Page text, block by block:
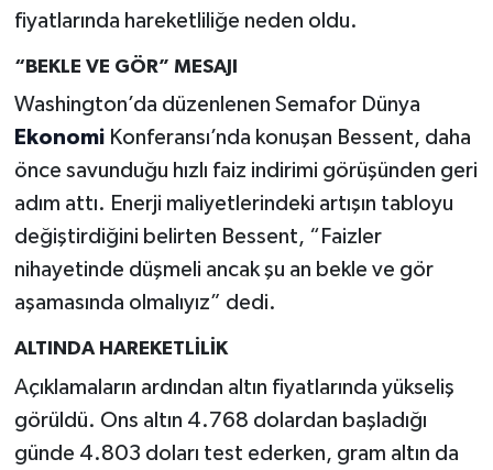
fiyatlarında hareketliliğe neden oldu.
“BEKLE VE GÖR” MESAJI
Washington’da düzenlenen Semafor Dünya
EkonomiKonferansı’nda konuşan Bessent, daha
önce savunduğu hızlı faiz indirimi görüşünden geri
adım attı. Enerji maliyetlerindeki artışın tabloyu
değiştirdiğini belirten Bessent, “Faizler
nihayetinde düşmeli ancak şu an bekle ve gör
aşamasında olmalıyız” dedi.
ALTINDA HAREKETLİLİK
Açıklamaların ardından altın fiyatlarında yükseliş
görüldü. Ons altın 4.768 dolardan başladığı
günde 4.803 doları test ederken, gram altın da